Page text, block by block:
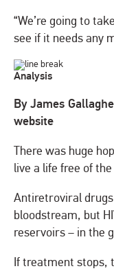
“We’re going to
see if it needs any
Analysis
By James
website
There was huge
live a life free of the
Antiretroviral
bloodstream, but
reservoirs – in the
If treatment stops,